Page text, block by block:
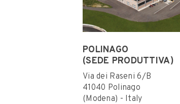
POLINAGO
(SEDE PRODUTTIVA)
Via dei Raseni 6/B
41040 Polinago
(Modena) - Italy